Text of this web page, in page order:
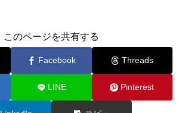
このページを共有する
Facebook Threads
LINE Pinterest